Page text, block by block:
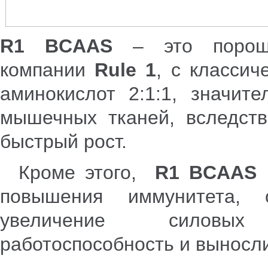
R1 BCAAS
– это
компании Rule 1, с
аминокислот 2:1:1,
мышечных тканей,
быстрый рост.
Кроме этого,
R1 BCAAS
повышения
увеличение
работоспособность и